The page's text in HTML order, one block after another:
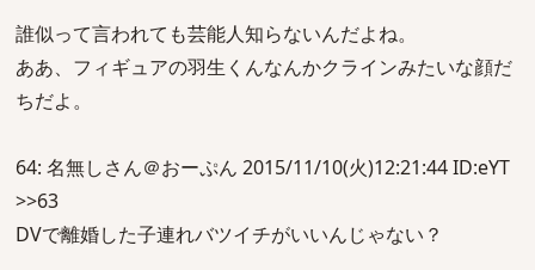
誰似って言われても芸能人知らないんだよね。
ああ、フィギュアの羽生くんなんかクラインみたいな顔だ
ちだよ。
64: 名無しさん＠おーぷん 2015/11/10(火)12:21:44 ID:eYT
>>63
DVで離婚した子連れバツイチがいいんじゃない？